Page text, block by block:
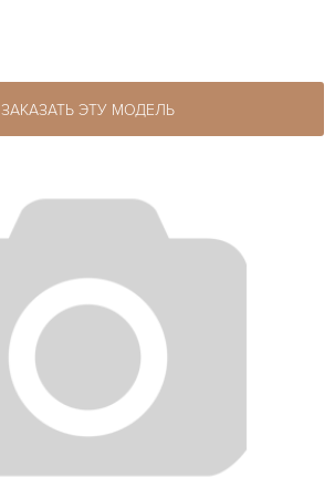
ЗАКАЗАТЬ ЭТУ МОДЕЛЬ